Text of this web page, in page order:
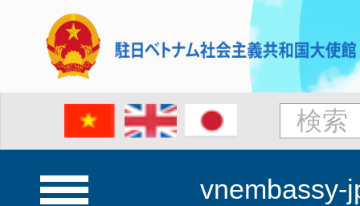
vnembassy-